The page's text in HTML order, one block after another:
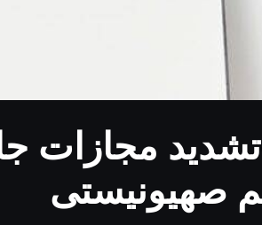
تشدید مجازات
صهیونیستی